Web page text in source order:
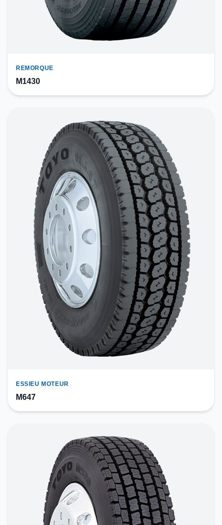
REMORQUE
M1430
ESSIEU MOTEUR
M647